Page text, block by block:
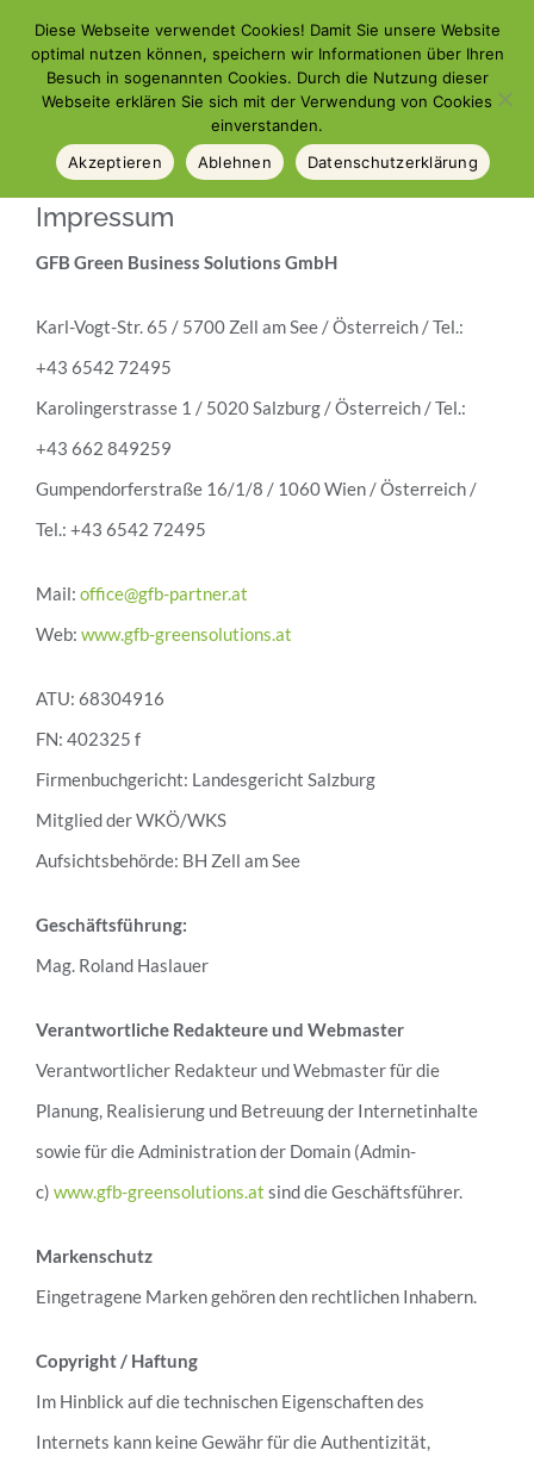
Inhalt
springen
Impressum
GFB Green Business Solutions GmbH
Karl-Vogt-Str. 65 / 5700 Zell am See / Österreich / Tel.:
+43 6542 72495
Karolingerstrasse 1 / 5020 Salzburg / Österreich / Tel.:
+43 662 849259
Gumpendorferstraße 16/1/8 / 1060 Wien / Österreich /
Tel.: +43 6542 72495
Mail: office@gfb-partner.at
Web: www.gfb-greensolutions.at
ATU: 68304916
FN: 402325 f
Firmenbuchgericht: Landesgericht Salzburg
Mitglied der WKÖ/WKS
Aufsichtsbehörde: BH Zell am See
Geschäftsführung:
Mag. Roland Haslauer
Verantwortliche Redakteure und Webmaster
Verantwortlicher Redakteur und Webmaster für die
Planung, Realisierung und Betreuung der Internetinhalte
sowie für die Administration der Domain (Admin-
c) www.gfb-greensolutions.at sind die Geschäftsführer.
Markenschutz
Eingetragene Marken gehören den rechtlichen Inhabern.
Copyright / Haftung
Im Hinblick auf die technischen Eigenschaften des
Internets kann keine Gewähr für die Authentizität,
Diese Webseite verwendet Cookies! Damit Sie unsere Website
optimal nutzen können, speichern wir Informationen über Ihren
Besuch in sogenannten Cookies. Durch die Nutzung dieser
Webseite erklären Sie sich mit der Verwendung von Cookies
einverstanden.
Akzeptieren
Ablehnen Datenschutzerklärung